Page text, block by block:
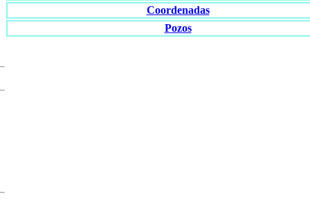
Coordenadas
Pozos